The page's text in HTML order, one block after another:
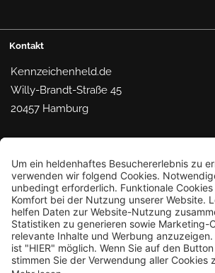
Kontakt
Kennzeichenheld.de
Willy-Brandt-Straße 45
20457 Hamburg
Mail dem Helden
© 2026 Kennzeichenheld.de
Bestellung widerrufen